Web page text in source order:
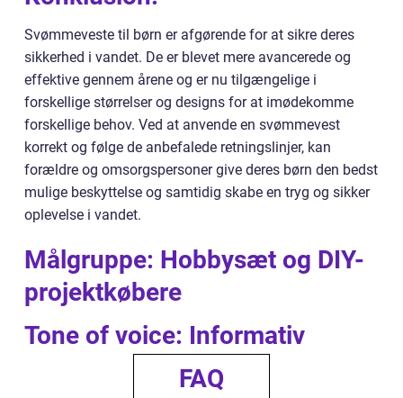
Svømmeveste til børn er afgørende for at sikre deres
sikkerhed i vandet. De er blevet mere avancerede og
effektive gennem årene og er nu tilgængelige i
forskellige størrelser og designs for at imødekomme
forskellige behov. Ved at anvende en svømmevest
korrekt og følge de anbefalede retningslinjer, kan
forældre og omsorgspersoner give deres børn den bedst
mulige beskyttelse og samtidig skabe en tryg og sikker
oplevelse i vandet.
Målgruppe: Hobbysæt og DIY-
projektkøbere
Tone of voice: Informativ
FAQ